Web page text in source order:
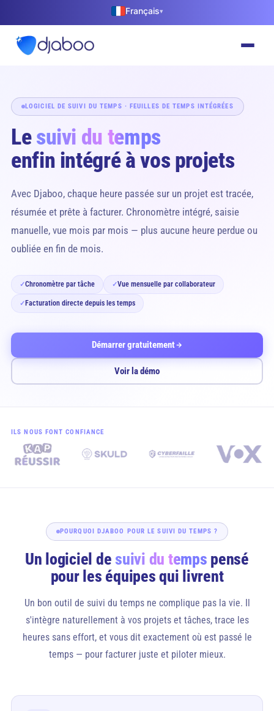
Français▾
LOGICIEL DE SUIVI DU TEMPS · FEUILLES DE TEMPS INTÉGRÉES
Lesuivi du temps
enfin intégré à vos projets
Avec Djaboo, chaque heure passée sur un projet est tracée,
résumée et prête à facturer. Chronomètre intégré, saisie
manuelle, vue mois par mois — plus aucune heure perdue ou
oubliée en fin de mois.
✓Chronomètre par tâche ✓Vue mensuelle par collaborateur
✓ Facturation directe depuis les temps
Démarrer gratuitement
Voir la démo
ILS NOUS FONT CONFIANCE
POURQUOI DJABOO POUR LE SUIVI DU TEMPS ?
Un logiciel desuivi du temps pensé
pour les équipes qui livrent
Un bon outil de suivi du temps ne complique pas la vie. Il
s'intègre naturellement à vos projets et tâches, trace les
heures sans effort, et vous dit exactement où est passé le
temps — pour facturer juste et piloter mieux.